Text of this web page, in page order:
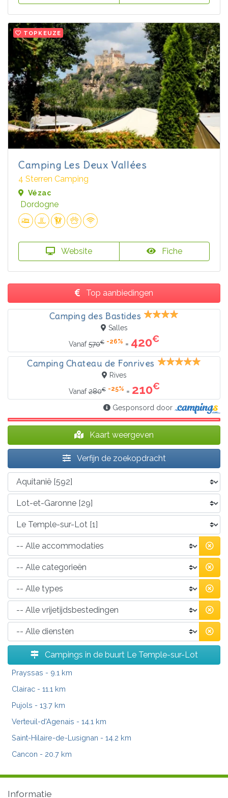
TOPKEUZE
Camping Les Deux Vallées
4 Sterren Camping
Vézac
Dordogne
Website Fiche
Top aanbiedingen
Camping des Bastides
Salles
Vanaf570€ -26% = 420€
Camping Chateau de Fonrives
Rives
Vanaf280€ -25% = 210€
Gesponsord door
Kaart weergeven
Verfijn de zoekopdracht
Campings in de buurt Le Temple-sur-Lot
Prayssas - 9.1 km
Clairac - 11.1 km
Pujols - 13.7 km
Verteuil-d'Agenais - 14.1 km
Saint-Hilaire-de-Lusignan - 14.2 km
Cancon - 20.7 km
Informatie